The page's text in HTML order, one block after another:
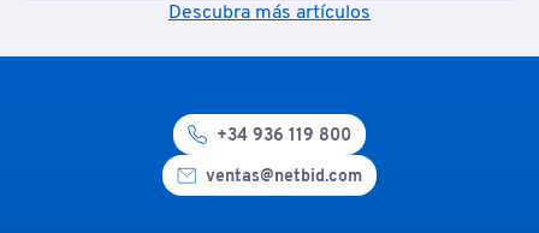
Descubra más artículos
+34 936 119 800
ventas@netbid.com